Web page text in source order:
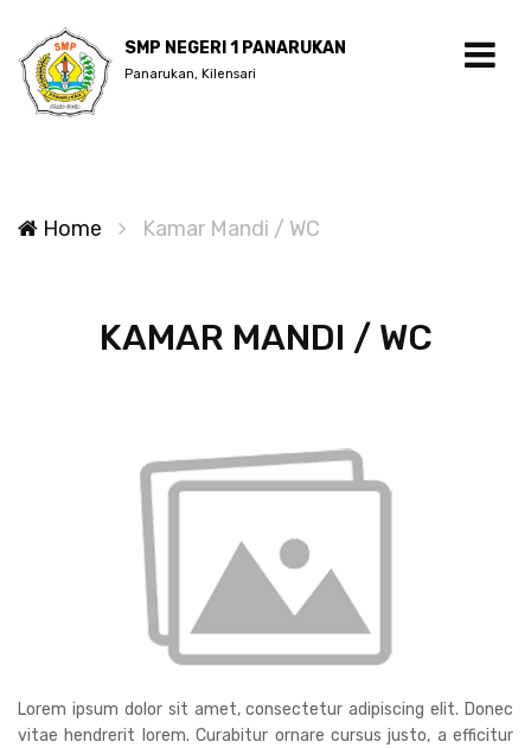
SMP NEGERI 1 PANARUKAN
Panarukan, Kilensari
Home Kamar Mandi / WC
KAMAR MANDI / WC
Lorem ipsum dolor sit amet, consectetur adipiscing elit. Donec
vitae hendrerit lorem. Curabitur ornare cursus justo, a efficitur